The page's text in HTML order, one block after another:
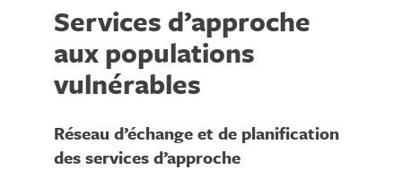
Services d’approche
aux populations
vulnérables
Réseau d’échange et de planification
des services d’approche